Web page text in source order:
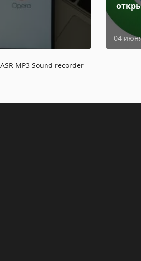
04
ASR MP3 Sound recorder